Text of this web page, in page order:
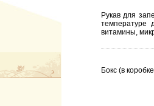
Рукав для
температуре
витамины,
Бокс (в